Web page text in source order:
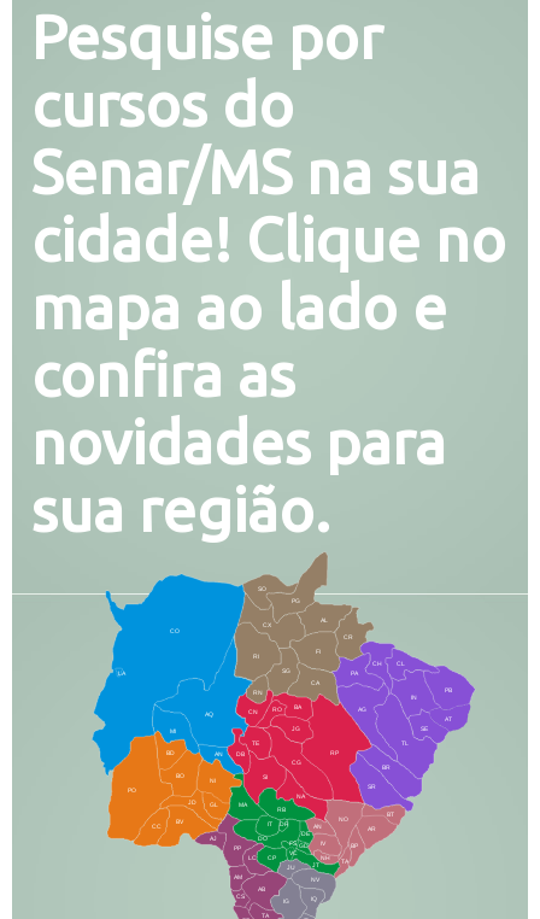
Pesquise por
cursos do
Senar/MS na sua
cidade! Clique no
mapa ao lado e
confira as
novidades para
sua região.
CO
AQ
MI
AN
CX
RI
AL
CR
FI
SG
BA
CA
PA
CH CL
PB
SE
TL
AG
BR
SR
BT
AR
RP
RO
JG
CG
SI
NA
TA
NH
JT
RB
MA
IT
DR
DO
CP
JU
NV
IQ
BD
BO
NI
JD
PO
BV
CC
PP
AJ
LC
AM
AB
DB
TE
CS
TA
IG
IN
NO
BP
RN
CN
GL
AN
IV
FS
VC
GD
DE
AT
PG
SO
LA